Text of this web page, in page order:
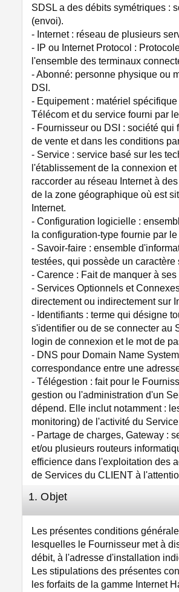
SDSL a des débits symétriques :
(envoi).
- Internet : réseau de plusieurs
- IP ou Internet Protocol :
l'ensemble des terminaux
- Abonné: personne physique ou
DSI.
- Equipement : matériel
Télécom et du service fourni par
- Fournisseur ou DSI : société
de vente et dans les conditions
- Service : service basé sur les
l'établissement de la connexion
raccorder au réseau Internet à
de la zone géographique où est
Internet.
- Configuration logicielle :
la configuration-type fournie par
- Savoir-faire : ensemble
testées, qui possède un
- Carence : Fait de manquer à
- Services Optionnels et
directement ou indirectement sur
- Identifiants : terme qui désigne
s'identifier ou de se connecter au
login de connexion et le mot de
- DNS pour Domain Name
correspondance entre une
- Télégestion : fait pour le
gestion ou l'administration d'un
dépend. Elle inclut notamment :
monitoring) de l'activité du
- Partage de charges, Gateway :
et/ou plusieurs routeurs
efficience dans l'exploitation des
de Services du CLIENT à
1. Objet
Les présentes conditions
lesquelles le Fournisseur met à
débit, à l'adresse d'installation
Les stipulations des présentes
les forfaits de la gamme Internet